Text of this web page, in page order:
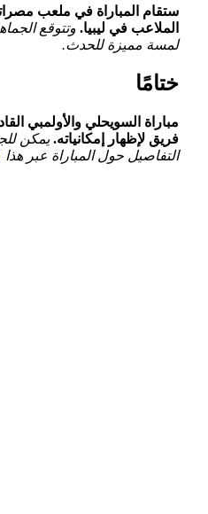
ستقام المباراة في ملعب
الملاعب في ليبيا. وتتوقع
لمسة مميزة للحدث.
ختامًا
مباراة السويحلي والأولمبي
فريق لإظهار⁣ إمكانياته. يمكن
التفاصيل حول المباراة عبر ​هذا ‌